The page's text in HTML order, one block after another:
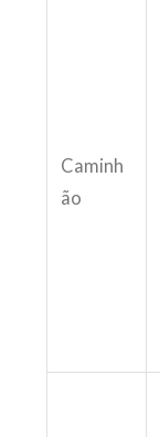
Caminh
ão